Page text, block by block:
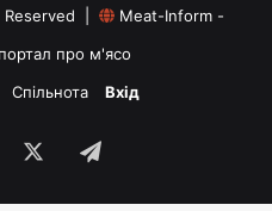
Reserved |
Meat-Inform -
про м'ясо
Спільнота Вхід
Facebook